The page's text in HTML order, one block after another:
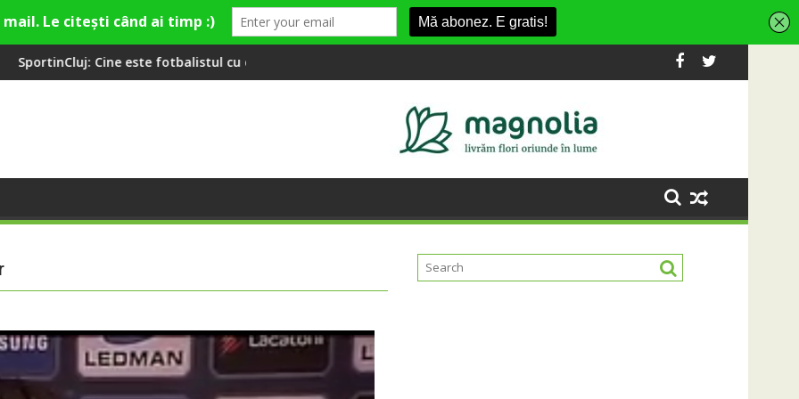
cu două diplome care a învățat româna la 2 ani
Compania de Apă Someș, campioană la dezvoltarea infrastructurii de apă și canalizare
Universitatea Cluj a câștigat partida